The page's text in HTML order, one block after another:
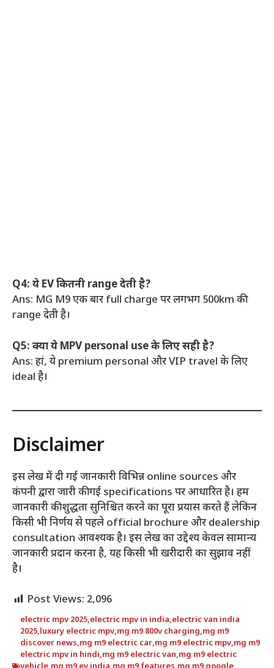
Q4: ये EV कितनी range देती है?
Ans: MG M9 एक बार full charge पर लगभग 500km की
range देती है।
Q5: क्या ये MPV personal use के लिए सही है?
Ans: हां, ये premium personal और VIP travel के लिए
ideal है।
Disclaimer
इस लेख में दी गई जानकारी विभिन्न online sources और
कंपनी द्वारा जारी की गई specifications पर आधारित है। हम
जानकारी की शुद्धता सुनिश्चित करने का पूरा प्रयास करते हैं लेकिन
किसी भी निर्णय से पहले official brochure और dealership
consultation आवश्यक है। इस लेख का उद्देश्य केवल सामान्य
जानकारी प्रदान करना है, यह किसी भी खरीदारी का सुझाव नहीं
है।
Post Views: 2,096
electric mpv 2025,electric mpv in india,electric van india
2025,luxury electric mpv,mg m9 800v charging,mg m9
discover news,mg m9 electric car,mg m9 electric mpv,mg m9
electric mpv in hindi,mg m9 electric van,mg m9 electric